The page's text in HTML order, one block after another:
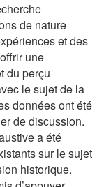
de nature
et des
une
du perçu
le sujet de la
données ont été
de discussion.
a été
sur le sujet
historique.